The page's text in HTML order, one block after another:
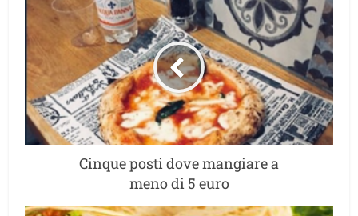
Cinque posti dove mangiare a
meno di 5 euro